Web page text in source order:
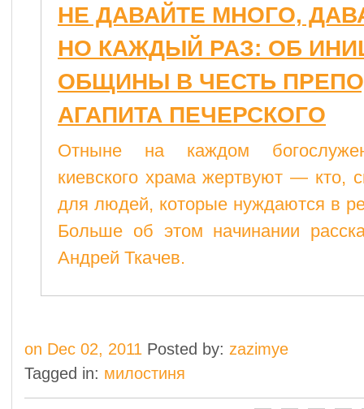
НЕ ДАВАЙТЕ МНОГО,
НО КАЖДЫЙ РАЗ: ОБ
ОБЩИНЫ В ЧЕСТЬ
АГАПИТА ПЕЧЕРСКОГО
Отныне на каждом
киевского храма жертвуют — кто,
для людей, которые нуждаются в
Больше об этом начинании
Андрей Ткачев.
on Dec 02, 2011 Posted by: zazimye
Tagged in: милостиня